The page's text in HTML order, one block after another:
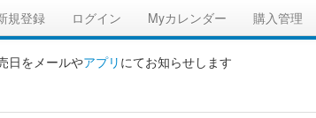
規登録 ログイン Myカレンダー 購入管理
日をメールやアプリ にてお知らせします